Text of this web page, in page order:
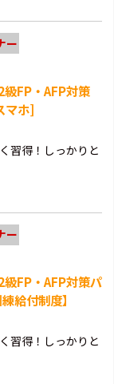
ー
FP・AFP対策
マホ]
習得！しっかりと
ー
FP・AFP対策パ
給付制度】
習得！しっかりと